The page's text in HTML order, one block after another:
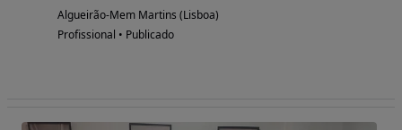
Algueirão-Mem Martins (Lisboa)
Profissional • Publicado